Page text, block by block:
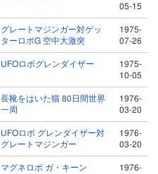
05-15
グレートマジンガー対ゲッ
ターロボG 空中大激突
1975-
07-26
UFOロボグレンダイザー
1975-
10-05
長靴をはいた猫 80日間世界
一周
1976-
03-20
UFOロボ グレンダイザー対
グレートマジンガー
1976-
03-20
マグネロボ ガ・キーン
1976-